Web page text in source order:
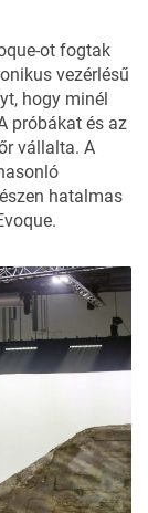
ot fogtak
vezérlésű
hogy minél
próbákat és az
vállalta. A
hatalmas